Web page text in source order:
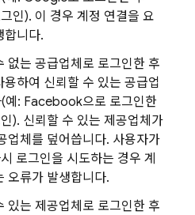
인). 이 경우 계정 연결을 요
합니다.
없는 공급업체로 로그인한 후
하여 신뢰할 수 있는 공급업
예: Facebook으로 로그인한
). 신뢰할 수 있는 제공업체가
업체를 덮어씁니다. 사용자가
로그인을 시도하는 경우 계
오류가 발생합니다.
있는 제공업체로 로그인한 후